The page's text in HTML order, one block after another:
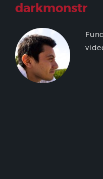
darkmonstr